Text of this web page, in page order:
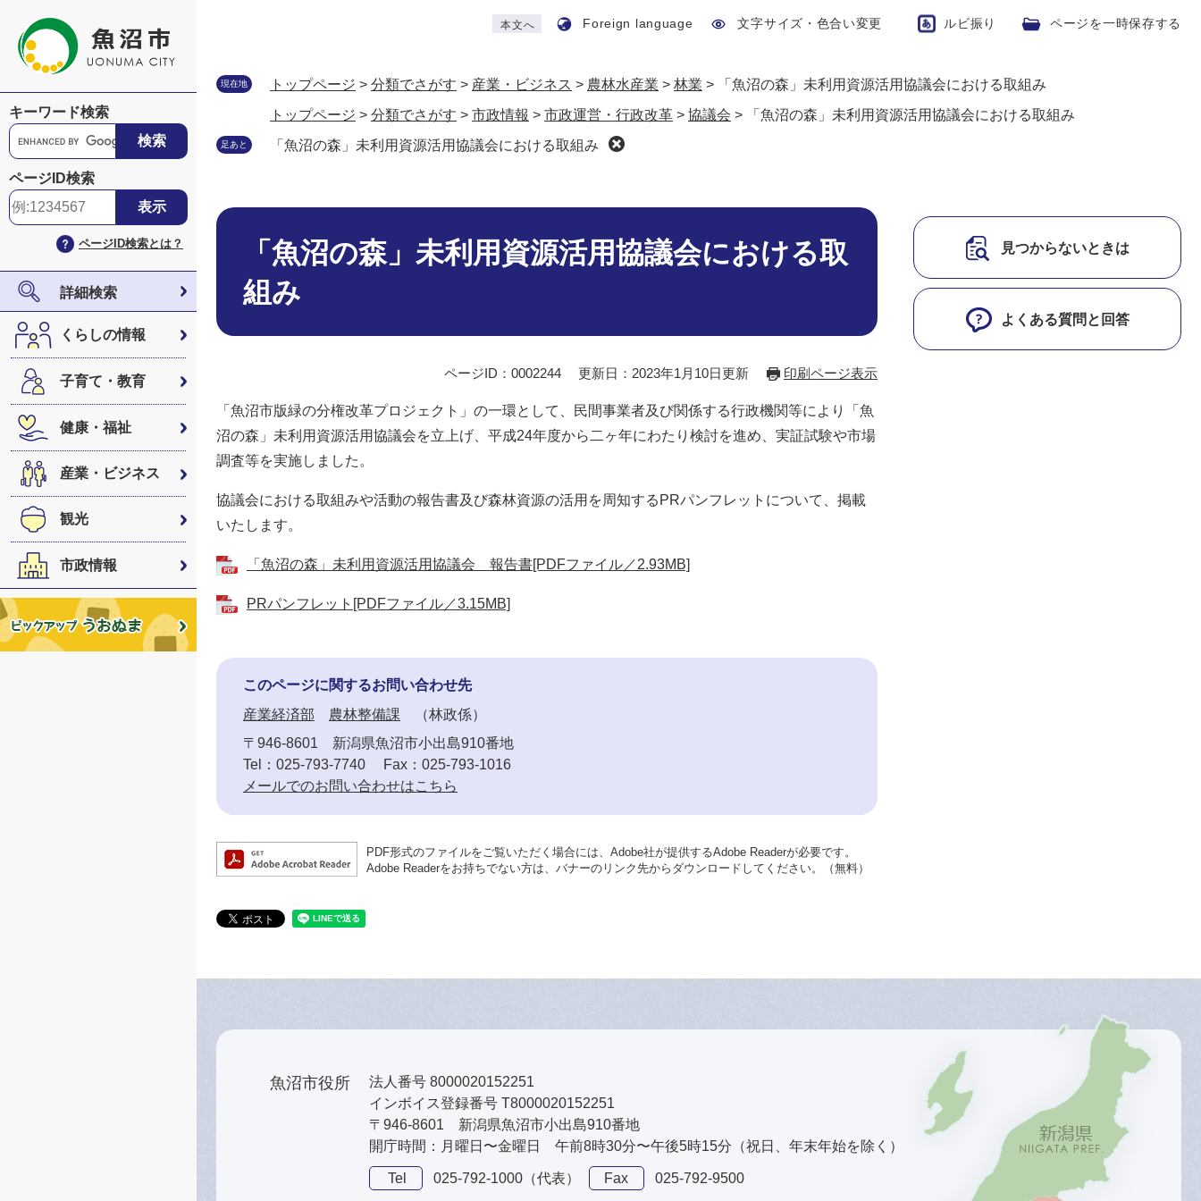
本文へ Foreign language 文字サイズ・色合い変更 ルビ振り ページを一時保存する
キーワード検索
G
o
o
g
ス
タ
ム
検
索
ページID検索
ページID検索とは？
詳細検索
くらしの情報
子育て・教育
健康・福祉
産業・ビジネス
観光
市政情報
現在地 トップページ > 分類でさがす > 産業・ビジネス > 農林水産業 > 林業 >
「魚沼の森」未利用資源活用協議会における取組み
トップページ > 分類でさがす > 市政情報 > 市政運営・行政改革 > 協議会 > 「魚沼の森」未利用資源活用協議会における取組み
足あと 「魚沼の森」未利用資源活用協議会における取組み
本
「魚沼の森」未利用資源活用協議会における取
組み
ページID：0002244 更新日：2023年1月10日更新 印刷ページ表示
「魚沼市版緑の分権改革プロジェクト」の一環として、民間事業者及び関係する行政機関等により「魚
沼の森」未利用資源活用協議会を立上げ、平成24年度から二ヶ年にわたり検討を進め、実証試験や市場
調査等を実施しました。
協議会における取組みや活動の報告書及び森林資源の活用を周知するPRパンフレットについて、掲載
いたします。
「魚沼の森」未利用資源活用協議会 報告書[PDFファイル／2.93MB]
PRパンフレット[PDFファイル／3.15MB]
このページに関するお問い合わせ先
産業経済部
農林整備課
林政係
〒946-8601
新潟県魚沼市小出島910番地
Tel：025-793-7740
Fax：025-793-1016
メールでのお問い合わせはこちら
PDF形式のファイルをご覧いただく場合には、Adobe社が提供するAdobe Readerが必要です。
Adobe Readerをお持ちでない方は、バナーのリンク先からダウンロードしてください。（無料）
見つからないときは
よくある質問と回答
魚沼市役所
法人番号 8000020152251
インボイス登録番号 T8000020152251
〒946-8601 新潟県魚沼市小出島910番地
開庁時間：月曜日〜金曜日 午前8時30分〜午後5時15分（祝日、年末年始を除く）
Tel 025-792-1000（代表） Fax 025-792-9500